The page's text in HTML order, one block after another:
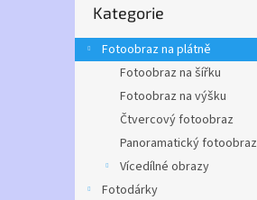
r
a
kategorie
Kategorie
Fotoobraz na plátně
Fotoobraz na šířku
Fotoobraz na výšku
Čtvercový fotoobraz
Panoramatický fotoobraz
Vícedílné obrazy
Fotodárky